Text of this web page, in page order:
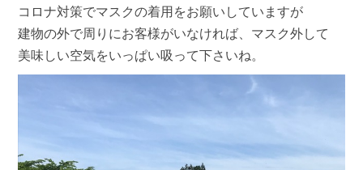
コロナ対策でマスクの着用をお願いしていますが
建物の外で周りにお客様がいなければ、マスク外して
美味しい空気をいっぱい吸って下さいね。